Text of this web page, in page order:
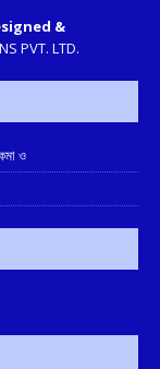
&
PVT. LTD.
ও